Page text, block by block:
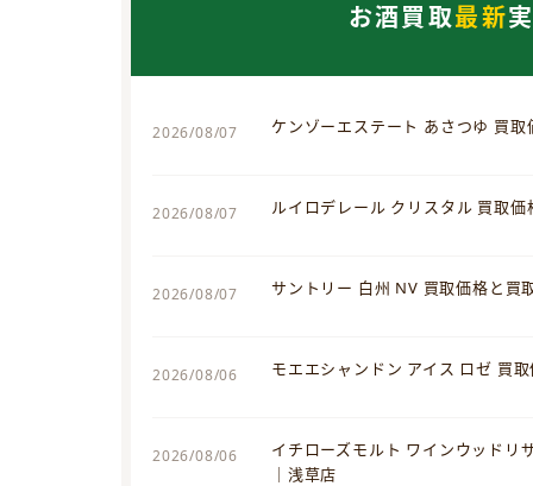
お酒買取最新
2026/08/07 ケンゾーエステート あさつゆ 買
2026/08/07 ルイロデレール クリスタル 買取
2026/08/07 サントリー 白州 NV 買取価格と買
2026/08/06 モエエシャンドン アイス ロゼ 買
2026/08/06
イチローズモルト ワインウッドリ
｜浅草店